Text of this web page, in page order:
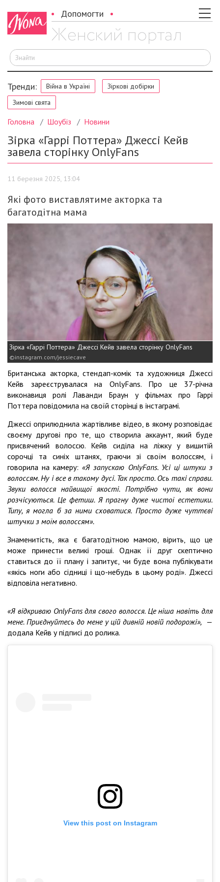
Допомогти
Тренди: Війна в Україні
Зіркові добірки
Зимові свята
Головна Шоубіз Новини
Зірка «Гаррі Поттера» Джессі Кейв
завела сторінку OnlyFans
11 березня 2025, 13:04
Які фото виставлятиме акторка та
багатодітна мама
Зірка «Гаррі Поттера» Джессі Кейв завела сторінку OnlyFans
instagram.com/jessiecave
Британська акторка, стендап-комік та художниця Джессі
Кейв зареєструвалася на OnlyFans. Про це 37-річна
виконавиця ролі Лаванди Браун у фільмах про Гаррі
Поттера повідомила на своїй сторінці в інстаграмі.
Джессі оприлюднила жартівливе відео, в якому розповідає
своєму другові про те, що створила аккаунт, який буде
присвячений волоссю. Кейв сиділа на ліжку у вишитій
сорочці та синіх штанях, граючи зі своїм волоссям, і
говорила на камеру:«Я запускаю OnlyFans. Усі ці штуки з
волоссям. Ну і все в такому дусі. Так просто. Ось такі справи.
Звуки волосся найвищої якості. Потрібно чути, як вони
розчісуються. Це фетиш. Я прагну дуже чистої естетики.
Типу, я могла б за ними сховатися. Просто дуже чуттєві
штучки з моїм волоссям».
Знаменитість, яка є багатодітною мамою, вірить, що це
може принести великі гроші. Однак її друг скептично
ставиться до її плану і запитує, чи буде вона публікувати
«якісь ноги або сідниці і що-небудь в цьому роді». Джессі
відповіла негативно.
«Я відкриваю OnlyFans для свого волосся. Це ніша навіть для
мене. Приєднуйтесь до мене у цій дивній новій подорожі», —
додала Кейв у підписі до ролика.
View this post on Instagram